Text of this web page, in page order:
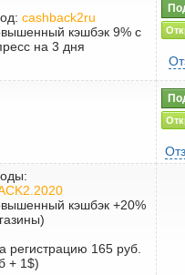
cashback2ru
кэшбэк 9% с
на 3 дня
кэшбэк +20%
регистрацию 165 руб.
+ 1$)